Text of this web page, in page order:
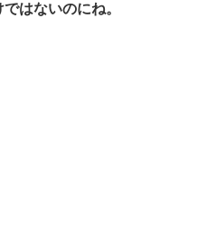
はないのにね。